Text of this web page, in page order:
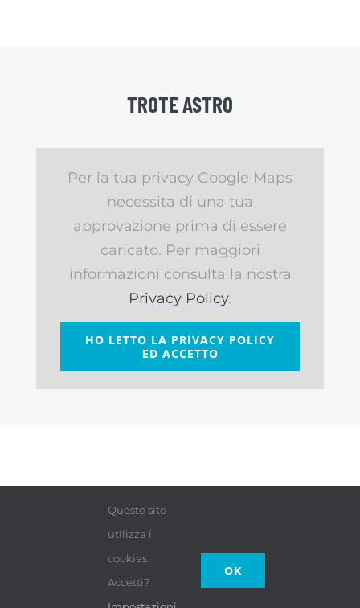
TROTE ASTRO
Per la tua privacy Google Maps
necessita di una tua
approvazione prima di essere
caricato. Per maggiori
informazioni consulta la nostra
Privacy Policy.
HO LETTO LA PRIVACY POLICY
ED ACCETTO
Questo sito
utilizza i
cookies.
Accetti?
OK